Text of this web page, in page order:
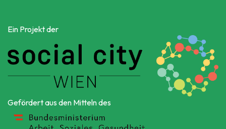
Ein Projekt der
Gefördert aus den Mitteln des